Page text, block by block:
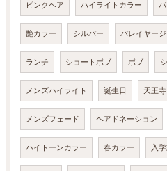
ピンクヘア ハイライトカラー
艶カラー シルバー バレイヤージ
ランチ ショートボブ ボブ
メンズハイライト 誕生日 天王寺
メンズフェード ヘアドネーション
ハイトーンカラー 春カラー 入